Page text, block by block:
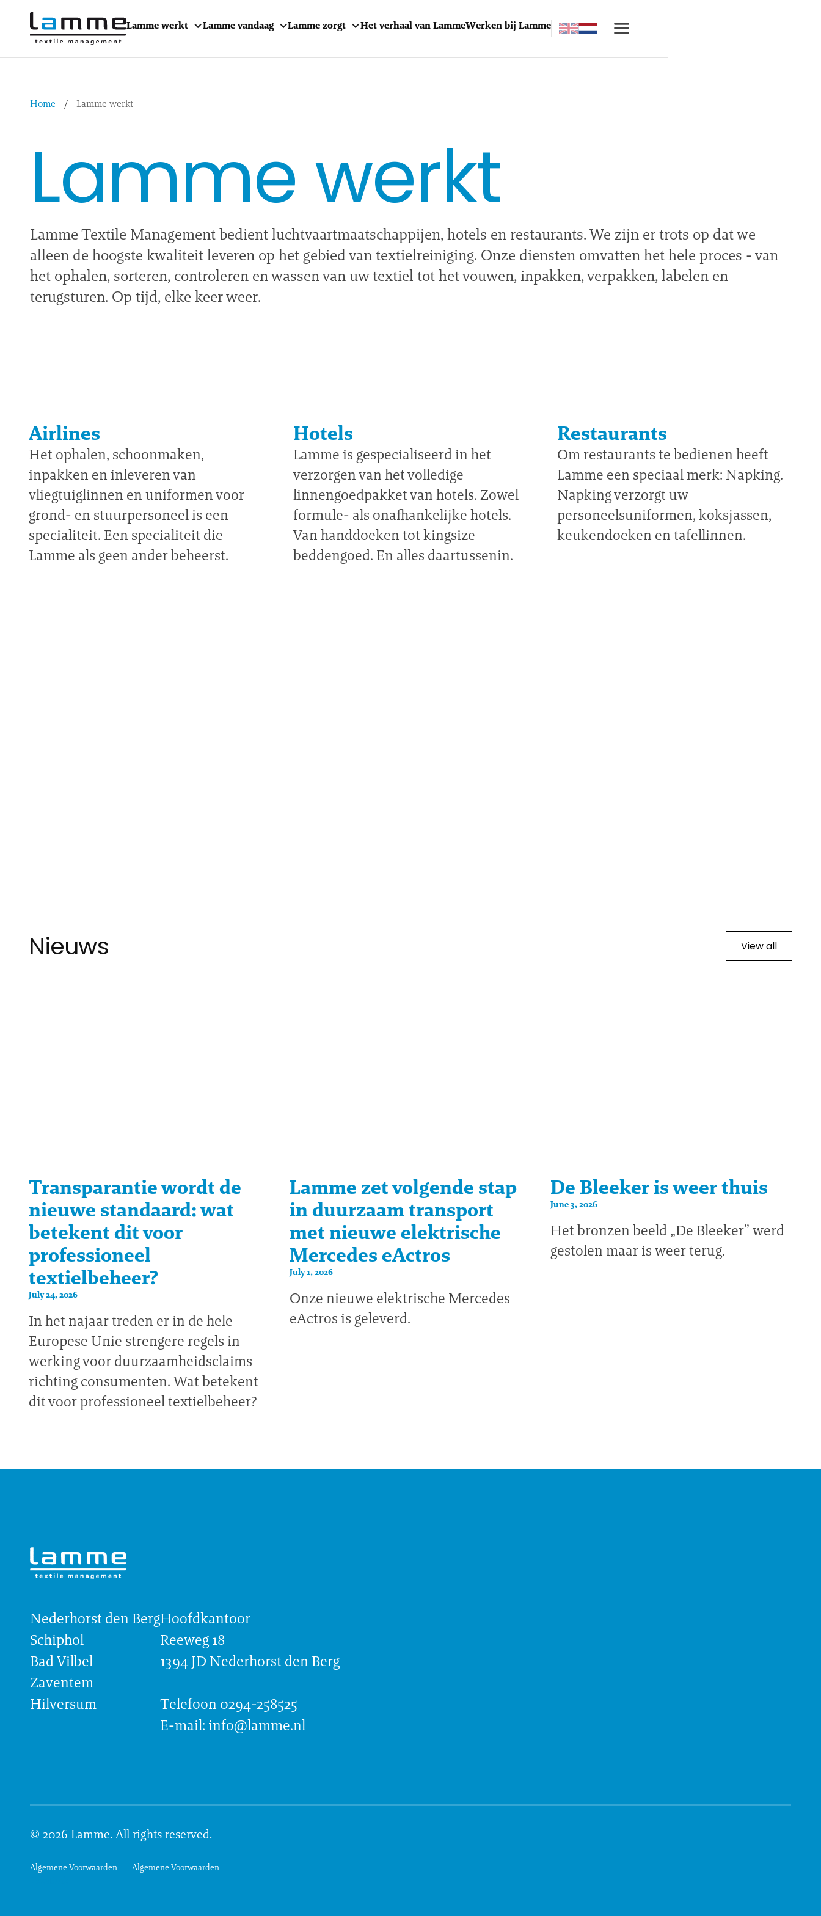
Lamme werkt Lamme vandaag Lamme zorgt Het verhaal van LammeWerken bij Lamme
Home / Lamme werkt
Lamme werkt
Lamme Textile Management bedient luchtvaartmaatschappijen, hotels en restaurants. We zijn er trots op dat we
alleen de hoogste kwaliteit leveren op het gebied van textielreiniging. Onze diensten omvatten het hele proces - van
het ophalen, sorteren, controleren en wassen van uw textiel tot het vouwen, inpakken, verpakken, labelen en
terugsturen. Op tijd, elke keer weer.
Airlines
Het ophalen, schoonmaken,
inpakken en inleveren van
vliegtuiglinnen en uniformen voor
grond- en stuurpersoneel is een
specialiteit. Een specialiteit die
Lamme als geen ander beheerst.
Hotels
Lamme is gespecialiseerd in het
verzorgen van het volledige
linnengoedpakket van hotels. Zowel
formule- als onafhankelijke hotels.
Van handdoeken tot kingsize
beddengoed. En alles daartussenin.
Restaurants
Om restaurants te bedienen heeft
Lamme een speciaal merk: Napking.
Napking verzorgt uw
personeelsuniformen, koksjassen,
keukendoeken en tafellinnen.
Nieuws View all
Transparantie wordt de
nieuwe standaard: wat
betekent dit voor
professioneel
textielbeheer?
July 24, 2026
In het najaar treden er in de hele
Europese Unie strengere regels in
werking voor duurzaamheidsclaims
richting consumenten. Wat betekent
dit voor professioneel textielbeheer?
Lamme zet volgende stap
in duurzaam transport
met nieuwe elektrische
Mercedes eActros
July 1, 2026
Onze nieuwe elektrische Mercedes
eActros is geleverd.
De Bleeker is weer thuis
June 3, 2026
Het bronzen beeld „De Bleeker” werd
gestolen maar is weer terug.
Nederhorst den Berg
Schiphol
Bad Vilbel
Zaventem
Hilversum
Hoofdkantoor
Reeweg 18
1394 JD Nederhorst den Berg
Telefoon 0294-258525
E-mail: info@lamme.nl
© 2026 Lamme. All rights reserved.
Algemene Voorwaarden Algemene Voorwaarden